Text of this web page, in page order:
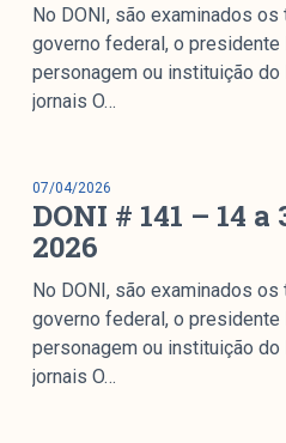
econômicos.
No DONI, são examinados
governo federal, o presidente
personagem ou instituição
jornais O…
07/04/2026
DONI # 141 – 14
2026
No DONI, são examinados
governo federal, o presidente
personagem ou instituição
jornais O…